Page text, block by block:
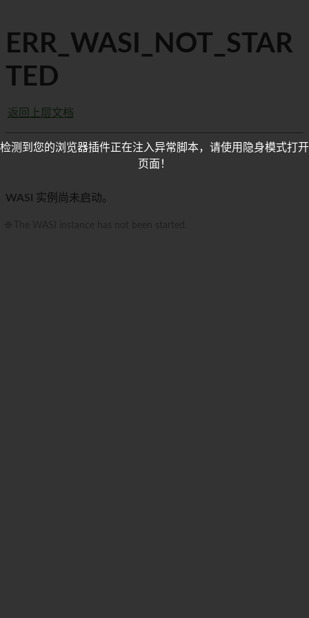
ERR_WASI_NOT_STAR
TED
返回上层文档
WASI 实例尚未启动。
检测到您的浏览器插件正在注入异常脚本，请使用隐身模式打开
页面！